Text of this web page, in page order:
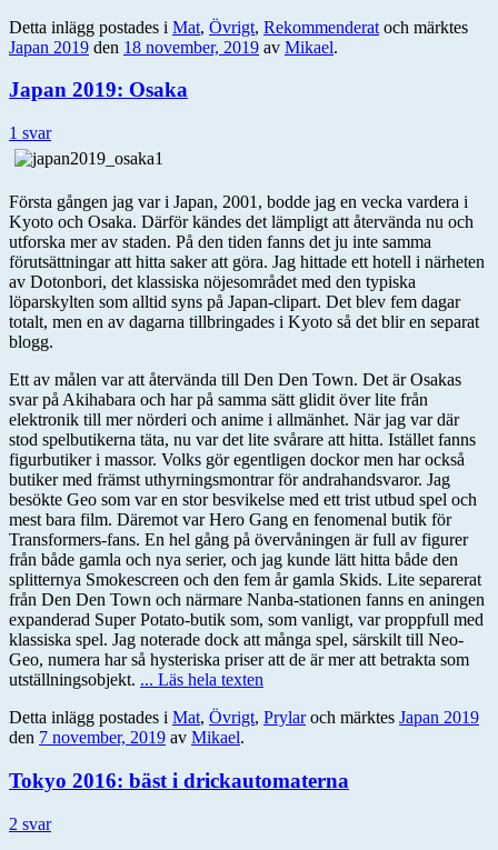
Detta inlägg postades i Mat, Övrigt, Rekommenderat och märktes
Japan 2019 den 18 november, 2019 av Mikael.
Japan 2019: Osaka
1 svar
Första gången jag var i Japan, 2001, bodde jag en vecka vardera i
Kyoto och Osaka. Därför kändes det lämpligt att återvända nu och
utforska mer av staden. På den tiden fanns det ju inte samma
förutsättningar att hitta saker att göra. Jag hittade ett hotell i närheten
av Dotonbori, det klassiska nöjesområdet med den typiska
löparskylten som alltid syns på Japan-clipart. Det blev fem dagar
totalt, men en av dagarna tillbringades i Kyoto så det blir en separat
blogg.
Ett av målen var att återvända till Den Den Town. Det är Osakas
svar på Akihabara och har på samma sätt glidit över lite från
elektronik till mer nörderi och anime i allmänhet. När jag var där
stod spelbutikerna täta, nu var det lite svårare att hitta. Istället fanns
figurbutiker i massor. Volks gör egentligen dockor men har också
butiker med främst uthyrningsmontrar för andrahandsvaror. Jag
besökte Geo som var en stor besvikelse med ett trist utbud spel och
mest bara film. Däremot var Hero Gang en fenomenal butik för
Transformers-fans. En hel gång på övervåningen är full av figurer
från både gamla och nya serier, och jag kunde lätt hitta både den
splitternya Smokescreen och den fem år gamla Skids. Lite separerat
från Den Den Town och närmare Nanba-stationen fanns en aningen
expanderad Super Potato-butik som, som vanligt, var proppfull med
klassiska spel. Jag noterade dock att många spel, särskilt till Neo-
Geo, numera har så hysteriska priser att de är mer att betrakta som
utställningsobjekt. ... Läs hela texten
Detta inlägg postades i Mat, Övrigt, Prylaroch märktes Japan 2019
den 7 november, 2019 av Mikael.
Tokyo 2016: bäst i drickautomaterna
2 svar